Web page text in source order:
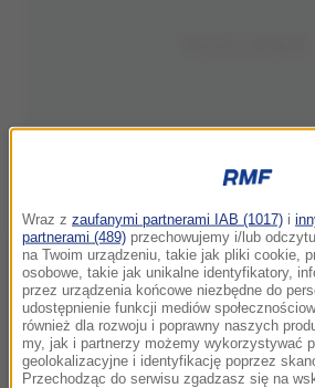
Wraz z zaufanymi partnerami IAB (1017) i
partnerami (489) przechowujemy i/lub
na Twoim urządzeniu, takie jak pliki cookie,
osobowe, takie jak unikalne identyfikatory,
przez urządzenia końcowe niezbędne do
udostępnienie funkcji mediów
również dla rozwoju i poprawny naszych
my, jak i partnerzy możemy wykorzystywać
geolokalizacyjne i identyfikację poprzez
Przechodząc do serwisu zgadzasz się na